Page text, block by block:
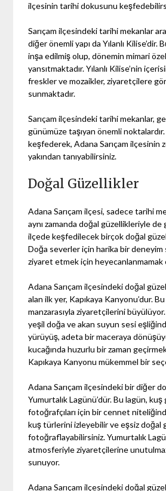
ilçesinin tarihi dokusunu
Sarıçam ilçesindeki tarihi mekanlar
diğer önemli yapı da Yılanlı Kilise’dir.
inşa edilmiş olup, dönemin mimari
yansıtmaktadır. Yılanlı Kilise’nin
freskler ve mozaikler, ziyaretçilere
sunmaktadır.
Sarıçam ilçesindeki tarihi mekanlar,
günümüze taşıyan önemli noktalardır.
keşfederek, Adana Sarıçam ilçesinin
yakından tanıyabilirsiniz.
Doğal Güzellikler
Adana Sarıçam ilçesi, sadece tarihi
aynı zamanda doğal güzellikleriyle de
ilçede keşfedilecek birçok doğal
Doğa severler için harika bir
ziyaret etmek için heyecanlanmamak
Adana Sarıçam ilçesindeki doğal
alan ilk yer, Kapıkaya Kanyonu’dur.
manzarasıyla ziyaretçilerini büyülüyor.
yeşil doğa ve akan suyun sesi
yürüyüş, adeta bir maceraya
kucağında huzurlu bir zaman
Kapıkaya Kanyonu mükemmel bir
Adana Sarıçam ilçesindeki bir diğer
Yumurtalık Lagünü’dür. Bu lagün,
fotoğrafçıları için bir cennet
kuş türlerini izleyebilir ve eşsiz doğal
fotoğraflayabilirsiniz. Yumurtalık
atmosferiyle ziyaretçilerine
sunuyor.
Adana Sarıçam ilçesindeki doğal